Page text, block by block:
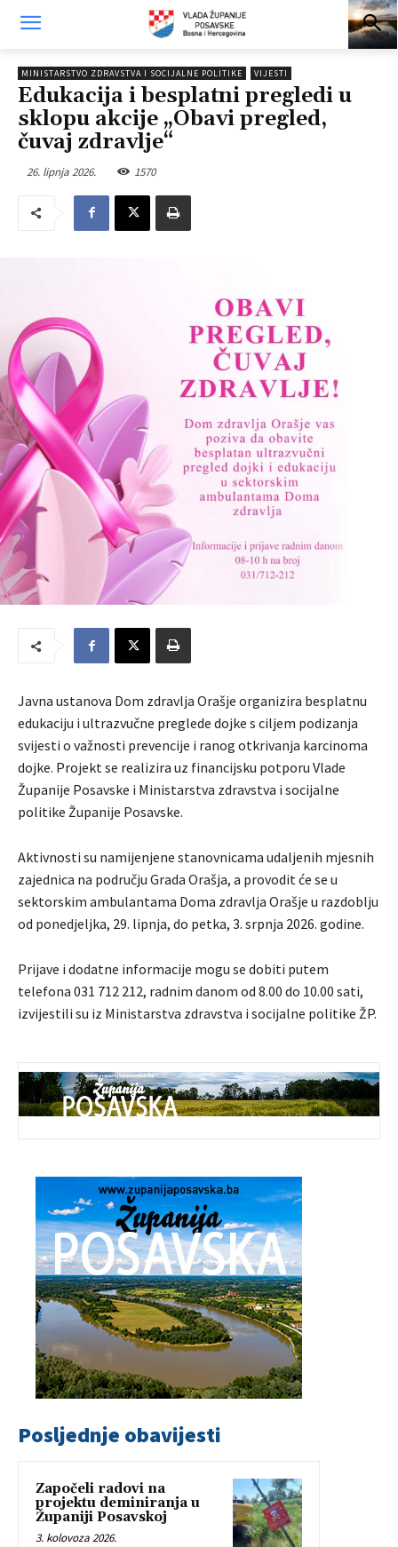
MINISTARSTVO ZDRAVSTVA I SOCIJALNE POLITIKE VIJESTI
Edukacija i besplatni pregledi u
sklopu akcije „Obavi pregled,
čuvaj zdravlje“
26. lipnja 2026. 1570
Javna ustanova Dom zdravlja Orašje organizira besplatnu
edukaciju i ultrazvučne preglede dojke s ciljem podizanja
svijesti o važnosti prevencije i ranog otkrivanja karcinoma
dojke. Projekt se realizira uz financijsku potporu Vlade
Županije Posavske i Ministarstva zdravstva i socijalne
politike Županije Posavske.
Aktivnosti su namijenjene stanovnicama udaljenih mjesnih
zajednica na području Grada Orašja, a provodit će se u
sektorskim ambulantama Doma zdravlja Orašje u razdoblju
od ponedjeljka, 29. lipnja, do petka, 3. srpnja 2026. godine.
Prijave i dodatne informacije mogu se dobiti putem
telefona 031 712 212, radnim danom od 8.00 do 10.00 sati,
izvijestili su iz Ministarstva zdravstva i socijalne politike ŽP.
Posljednje obavijesti
Započeli radovi na
projektu deminiranja u
Županiji Posavskoj
3. kolovoza 2026.